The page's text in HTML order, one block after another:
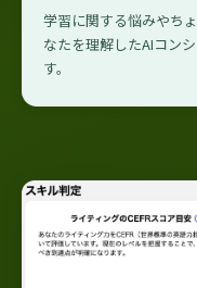
学習に関する悩みやち
なたを理解したAIコン
す。